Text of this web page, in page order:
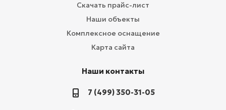
Скачать прайс-лист
Наши объекты
Комплексное оснащение
Карта сайта
Наши контакты
7 (499) 350-31-05